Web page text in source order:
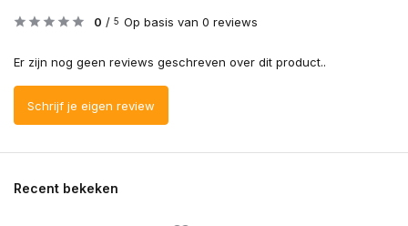
0 / 5 Op basis van 0 reviews
Er zijn nog geen reviews geschreven over dit product..
Schrijf je eigen review
Recent bekeken